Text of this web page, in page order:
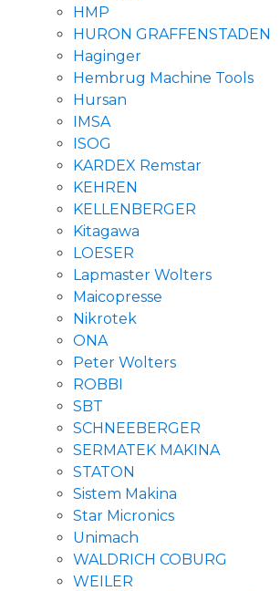
HMP
HURON GRAFFENSTADEN
Haginger
Hembrug Machine Tools
Hursan
IMSA
ISOG
KARDEX Remstar
KEHREN
KELLENBERGER
Kitagawa
LOESER
Lapmaster Wolters
Maicopresse
Nikrotek
ONA
Peter Wolters
ROBBI
SBT
SCHNEEBERGER
SERMATEK MAKINA
STATON
Sistem Makina
Star Micronics
Unimach
WALDRICH COBURG
WEILER